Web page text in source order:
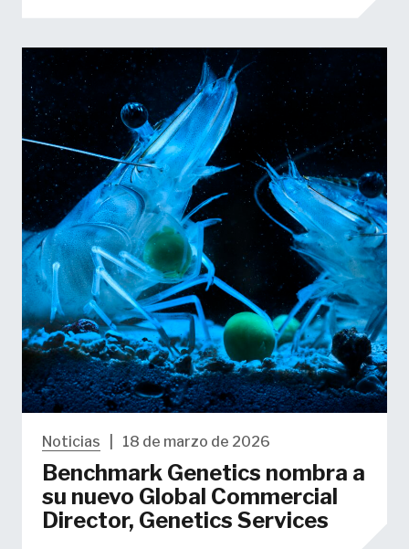
Noticias 18 de marzo de 2026
Benchmark Genetics nombra a
su nuevo Global Commercial
Director, Genetics Services